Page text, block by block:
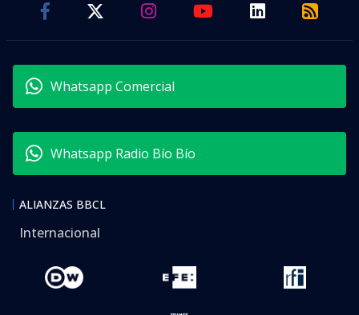
Whatsapp Comercial
Whatsapp Radio Bío Bío
ALIANZAS BBCL
Internacional